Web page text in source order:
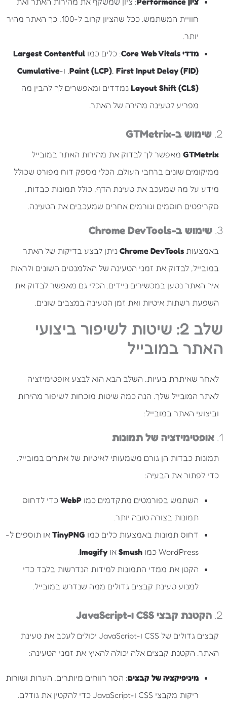
חוויית המשתמש. ככל שהציון קרוב ל-100, כך האתר מהיר
יותר.
מדדי Core Web Vitals
: כלים כמו Largest Contentful
Paint (LCP), First Input Delay (FID) , ו-Cumulative
Layout Shift (CLS) נמדדים ומאפשרים לך להבין מה
מפריע לטעינה מהירה של האתר.
2. שימוש ב-GTMetrix
GTMetrix מאפשר לך לבדוק את מהירות האתר במובייל
ממיקומים שונים ברחבי העולם. הכלי מספק דוח מפורט שכולל
מידע על מה שמעכב את טעינת הדף, כולל תמונות כבדות,
סקריפטים חוסמים וגורמים אחרים שמעכבים את הטעינה.
3. שימוש ב-Chrome DevTools
באמצעות Chrome DevTools ניתן לבצע בדיקות של האתר
במובייל, לבדוק את זמני הטעינה של האלמנטים השונים ולראות
איך האתר נטען במכשירים ניידים. הכלי גם מאפשר לבדוק את
השפעת רשתות איטיות ואת זמן הטעינה במצבים שונים.
שלב 2: שיטות לשיפור ביצועי
האתר במובייל
לאחר שאיתרת בעיות, השלב הבא הוא לבצע אופטימיזציה
לאתר המובייל שלך. הנה כמה שיטות מוכחות לשיפור מהירות
וביצועי האתר במובייל:
1. אופטימיזציה של תמונות
תמונות כבדות הן גורם משמעותי לאיטיות של אתרים במובייל.
כדי לפתור את הבעיה:
השתמש בפורמטים מתקדמים כמו WebP כדי לדחוס
תמונות בצורה טובה יותר.
דחוס תמונות באמצעות כלים כמו TinyPNG או תוספים ל-
WordPress כמו
Smush או Imagify
.
הקטן את ממדי התמונות למידות הנדרשות בלבד כדי
למנוע טעינת קבצים גדולים ממה שנדרש במובייל.
2. הקטנת קבצי CSS ו-JavaScript
קבצים גדולים של CSS ו-JavaScript יכולים לעכב את טעינת
האתר. הקטנת קבצים אלה יכולה להאיץ את זמני הטעינה:
מיניפיקציה של קבצים: הסר רווחים מיותרים, הערות ושורות
ריקות מקבצי CSS ו-JavaScript כדי להקטין את גודלם.